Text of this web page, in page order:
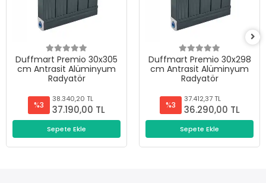
Duffmart Premio 30x305
cm Antrasit Alüminyum
Radyatör
%3
38.340,20 TL
37.190,00 TL
Sepete Ekle
Duffmart Premio 30x298
cm Antrasit Alüminyum
Radyatör
%3
37.412,37 TL
36.290,00 TL
Sepete Ekle